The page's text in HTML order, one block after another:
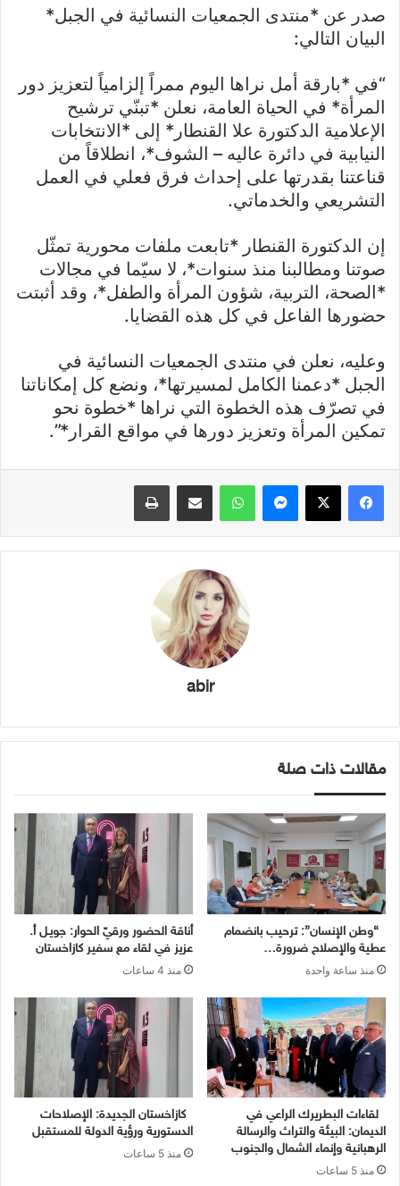
صدر عن *منتدى الجمعيات النسائية في الجبل*
البيان التالي:
“في *بارقة أمل نراها اليوم ممراً إلزامياً لتعزيز دور
المرأة* في الحياة العامة، نعلن *تبنّي ترشيح
الإعلامية الدكتورة علا القنطار* إلى *الانتخابات
النيابية في دائرة عاليه – الشوف*، انطلاقاً من
قناعتنا بقدرتها على إحداث فرق فعلي في العمل
التشريعي والخدماتي.
إن الدكتورة القنطار *تابعت ملفات محورية تمثّل
صوتنا ومطالبنا منذ سنوات*، لا سيّما في مجالات
*الصحة، التربية، شؤون المرأة والطفل*، وقد أثبتت
حضورها الفاعل في كل هذه القضايا.
وعليه، نعلن في منتدى الجمعيات النسائية في
الجبل *دعمنا الكامل لمسيرتها*، ونضع كل إمكاناتنا
في تصرّف هذه الخطوة التي نراها *خطوة نحو
تمكين المرأة وتعزيز دورها في مواقع القرار*”.
فيسبوك X ماسنجر واتساب مشاركة عبر البريد طباعة
abir
مقالات ذات صلة
“وطن الإنسان”: ترحيب بانضمام
عطية والإصلاح ضرورة…
منذ ساعة واحدة
أناقة الحضور ورقيّ الحوار: جويـل أ.
عزيز في لقاء مع سفير كازاخستان
منذ 4 ساعات
لقاءات البطريرك الراعي في
الديمان: البيئة والتراث والرسالة
الرهبانية وإنماء الشمال والجنوب
منذ 5 ساعات
كازاخستان الجديدة: الإصلاحات
الدستورية ورؤية الدولة للمستقبل
منذ 5 ساعات